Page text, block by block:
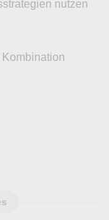
nutzen